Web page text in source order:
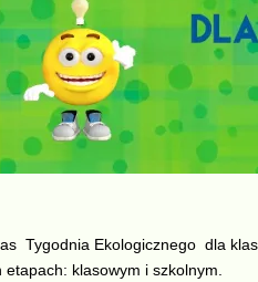
Tygodnia Ekologicznego dla
etapach: klasowym i szkolnym.